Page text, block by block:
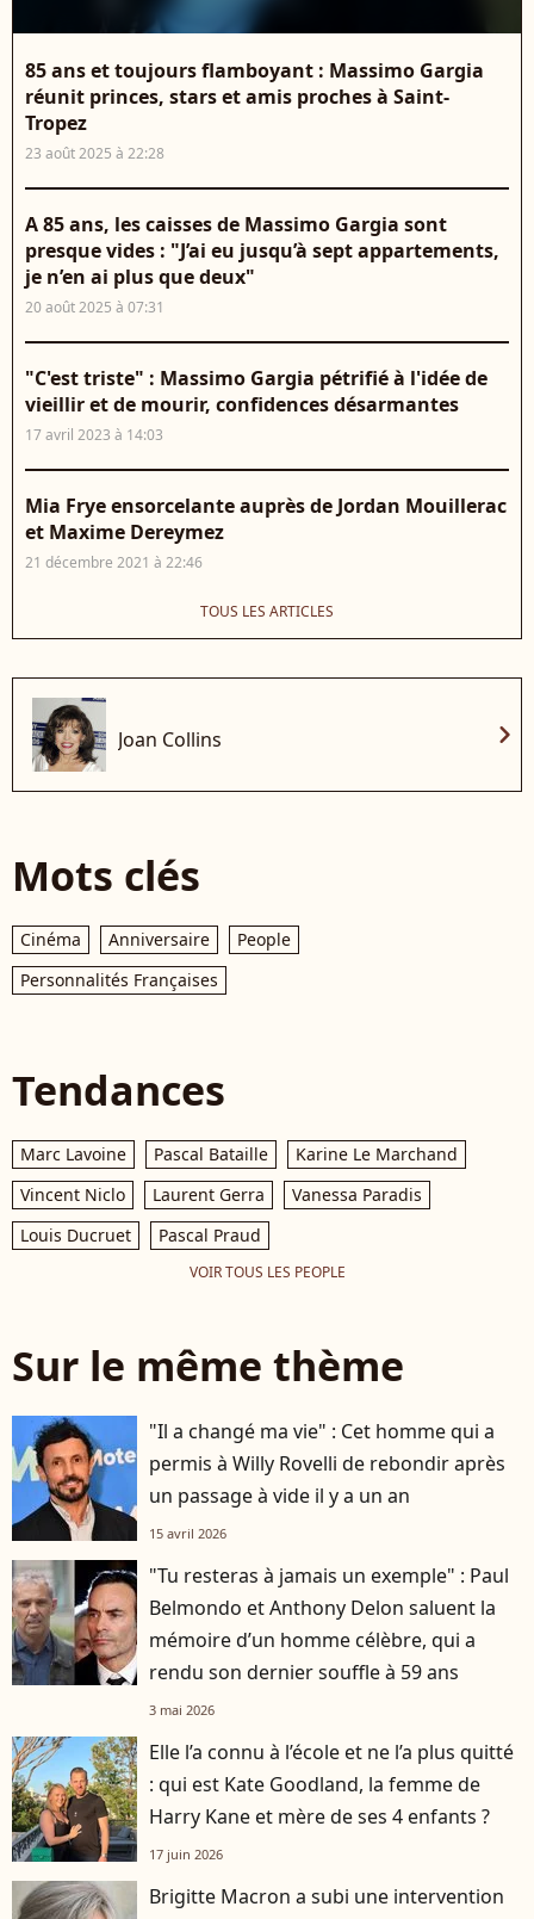
85 ans et toujours flamboyant : Massimo Gargia
réunit princes, stars et amis proches à Saint-
Tropez
23 août 2025 à 22:28
A 85 ans, les caisses de Massimo Gargia sont
presque vides : "J’ai eu jusqu’à sept appartements,
je n’en ai plus que deux"
20 août 2025 à 07:31
"C'est triste" : Massimo Gargia pétrifié à l'idée de
vieillir et de mourir, confidences désarmantes
17 avril 2023 à 14:03
Mia Frye ensorcelante auprès de Jordan Mouillerac
et Maxime Dereymez
21 décembre 2021 à 22:46
TOUS LES ARTICLES
Joan Collins chevron_right
Mots clés
Cinéma Anniversaire
People
Personnalités Françaises
Tendances
Marc Lavoine Pascal Bataille
Karine Le Marchand
Vincent Niclo
Laurent Gerra
Vanessa Paradis
Louis Ducruet
Pascal Praud
VOIR TOUS LES PEOPLE
Sur le même thème
"Il a changé ma vie" : Cet homme qui a
permis à Willy Rovelli de rebondir après
un passage à vide il y a un an
15 avril 2026
"Tu resteras à jamais un exemple" : Paul
Belmondo et Anthony Delon saluent la
mémoire d’un homme célèbre, qui a
rendu son dernier souffle à 59 ans
3 mai 2026
Elle l’a connu à l’école et ne l’a plus quitté
: qui est Kate Goodland, la femme de
Harry Kane et mère de ses 4 enfants ?
17 juin 2026
Brigitte Macron a subi une intervention